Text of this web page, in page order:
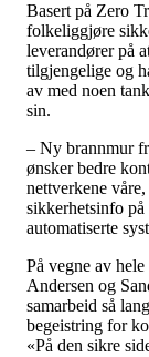
Basert på Zero
folkeliggjøre
leverandører på
tilgjengelige og
av med noen
sin.
– Ny brannmur
ønsker bedre
nettverkene
sikkerhetsinfo
automatiserte
På vegne av
Andersen og
samarbeid så
begeistring for
«På den sikre